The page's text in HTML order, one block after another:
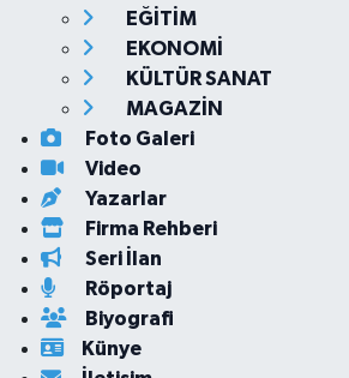
EĞİTİM
EKONOMİ
KÜLTÜR SANAT
MAGAZİN
Foto Galeri
Video
Yazarlar
Firma Rehberi
Seri İlan
Röportaj
Biyografi
Künye